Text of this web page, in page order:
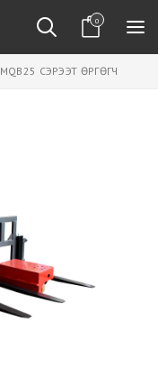
0
MQB25 СЭРЭЭТ ӨРГӨГЧ